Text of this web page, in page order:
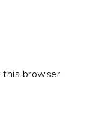
this browser